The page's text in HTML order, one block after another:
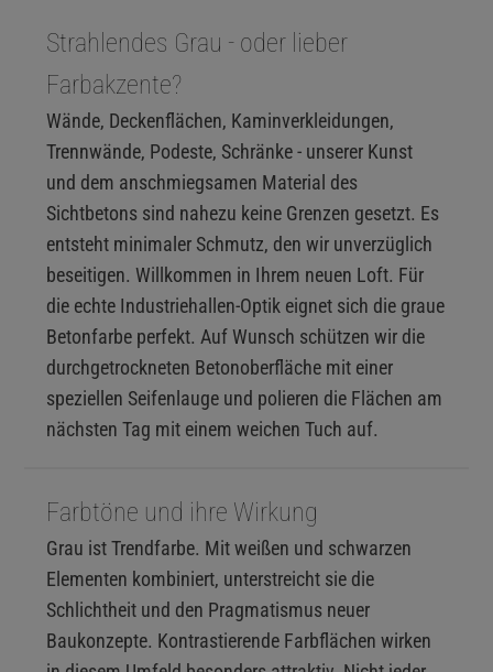
Strahlendes Grau - oder lieber
Farbakzente?
Wände, Deckenflächen, Kaminverkleidungen,
Trennwände, Podeste, Schränke - unserer Kunst
und dem anschmiegsamen Material des
Sichtbetons sind nahezu keine Grenzen gesetzt. Es
entsteht minimaler Schmutz, den wir unverzüglich
beseitigen. Willkommen in Ihrem neuen Loft. Für
die echte Industriehallen-Optik eignet sich die graue
Betonfarbe perfekt. Auf Wunsch schützen wir die
durchgetrockneten Betonoberfläche mit einer
speziellen Seifenlauge und polieren die Flächen am
nächsten Tag mit einem weichen Tuch auf.
Farbtöne und ihre Wirkung
Grau ist Trendfarbe. Mit weißen und schwarzen
Elementen kombiniert, unterstreicht sie die
Schlichtheit und den Pragmatismus neuer
Baukonzepte. Kontrastierende Farbflächen wirken